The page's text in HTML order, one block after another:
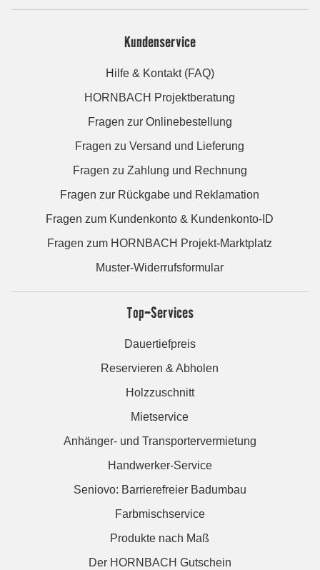
Kundenservice
Hilfe & Kontakt (FAQ)
HORNBACH Projektberatung
Fragen zur Onlinebestellung
Fragen zu Versand und Lieferung
Fragen zu Zahlung und Rechnung
Fragen zur Rückgabe und Reklamation
Fragen zum Kundenkonto & Kundenkonto-ID
Fragen zum HORNBACH Projekt-Marktplatz
Muster-Widerrufsformular
Top-Services
Dauertiefpreis
Reservieren & Abholen
Holzzuschnitt
Mietservice
Anhänger- und Transportervermietung
Handwerker-Service
Seniovo: Barrierefreier Badumbau
Farbmischservice
Produkte nach Maß
Der HORNBACH Gutschein